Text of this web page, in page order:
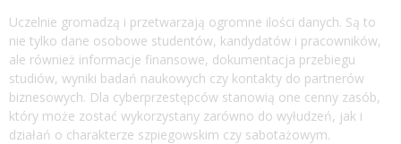
Uczelnie gromadzą i przetwarzają ogromne ilości danych. Są to
nie tylko dane osobowe studentów, kandydatów i pracowników,
ale również informacje finansowe, dokumentacja przebiegu
studiów, wyniki badań naukowych czy kontakty do partnerów
biznesowych. Dla cyberprzestępców stanowią one cenny zasób,
który może zostać wykorzystany zarówno do wyłudzeń, jak i
działań o charakterze szpiegowskim czy sabotażowym.